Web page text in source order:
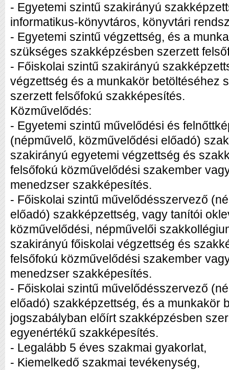
- Egyetemi szintű szakirányú
informatikus-könyvtáros, könyvtári
- Egyetemi szintű végzettség, és a
szükséges szakképzésben szerzett
- Főiskolai szintű szakirányú
végzettség és a munkakör betöltéséhez
szerzett felsőfokú szakképesítés.
Közművelődés:
- Egyetemi szintű művelődési és
(népművelő, közművelődési előadó)
szakirányú egyetemi végzettség és
felsőfokú közművelődési szakember
menedzser szakképesítés.
- Főiskolai szintű művelődésszervező
előadó) szakképzettség, vagy tanítói
közművelődési, népművelői
szakirányú főiskolai végzettség és
felsőfokú közművelődési szakember
menedzser szakképesítés.
- Főiskolai szintű művelődésszervező
előadó) szakképzettség, és a munkakör
jogszabályban előírt szakképzésben
egyenértékű szakképesítés.
- Legalább 5 éves szakmai gyakorlat,
- Kiemelkedő szakmai tevékenység,